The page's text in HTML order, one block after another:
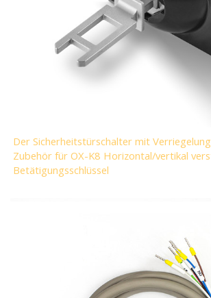
Der Sicherheitstürschalter mit
Zubehör für OX-K8 Horizontal/vertikal
Betätigungsschlüssel